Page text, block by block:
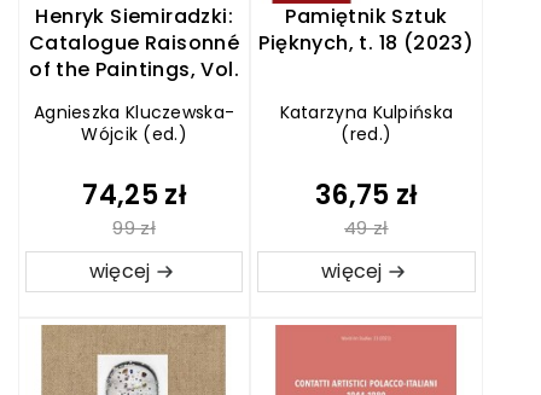
Henryk Siemiradzki:
Catalogue Raisonné
of the Paintings, Vol.
Studies
Agnieszka Kluczewska-
Wójcik (ed.)
74,25 zł
99 zł
więcej
Pamiętnik Sztuk
Pięknych, t. 18 (2023)
Katarzyna Kulpińska
(red.)
36,75 zł
49 zł
więcej